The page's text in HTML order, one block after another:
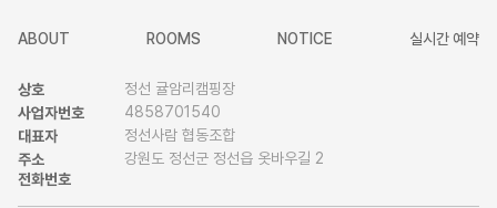
ABOUT ROOMS NOTICE 실시간 예약
상호
정선 귤암리캠핑장
사업자번호
4858701540
대표자
정선사람 협동조합
주소
강원도 정선군 정선읍 옷바우길 2
전화번호